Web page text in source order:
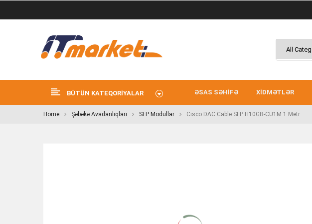
BÜTÜN KATEQORIYALAR ƏSAS SƏHIFƏ XIDMƏTLƏR
Home Şəbəkə Avadanlıqları SFP Modullar Cisco DAC Cable SFP H10GB-CU1M 1 Metr